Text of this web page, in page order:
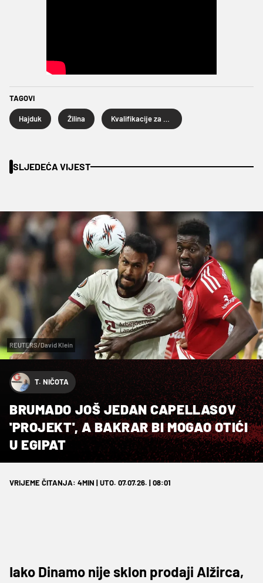
TAGOVI
Hajduk Žilina
SLJEDEĆA VIJEST
REUTERS/David Klein
T. NIČOTA
BRUMADO JOŠ JEDAN CAPELLASOV
'PROJEKT', A BAKRAR BI MOGAO OTIĆI
U EGIPAT
VRIJEME ČITANJA: 4MIN | UTO. 07.07.26. | 08:01
Iako Dinamo nije sklon prodaji Alžirca,